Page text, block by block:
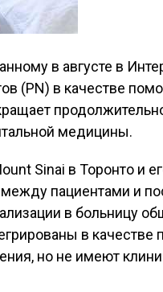
в августе в
(PN) в качестве
медицины.
Sinai в Торонто и
пациентами и
в больницу
в качестве
но не имеют